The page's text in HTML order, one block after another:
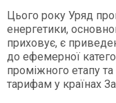
Цього року Уряд
енергетики,
приховує, є
до ефемерної
проміжного етапу
тарифам у країнах